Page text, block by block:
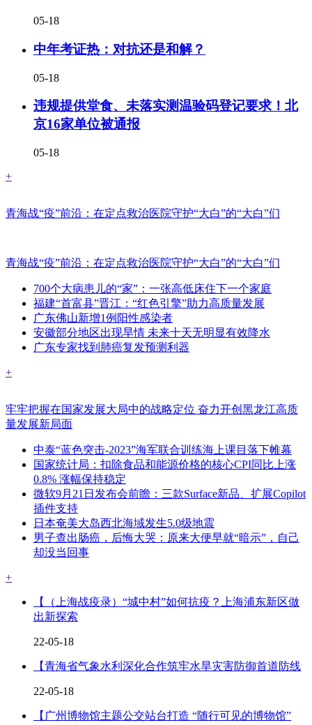
05-18
中年考证热：对抗还是和解？
05-18
违规提供堂食、未落实测温验码登记要求！北
京16家单位被通报
05-18
+
青海战“疫”前沿：在定点救治医院守护“大白”的“大白”们
青海战“疫”前沿：在定点救治医院守护“大白”的“大白”们
700个大病患儿的“家”：一张高低床住下一个家庭
福建“首富县”晋江：“红色引擎”助力高质量发展
广东佛山新增1例阳性感染者
安徽部分地区出现旱情 未来十天无明显有效降水
广东专家找到肺癌复发预测利器
+
牢牢把握在国家发展大局中的战略定位 奋力开创黑龙江高质
量发展新局面
中泰“蓝色突击-2023”海军联合训练海上课目落下帷幕
国家统计局：扣除食品和能源价格的核心CPI同比上涨
0.8% 涨幅保持稳定
微软9月21日发布会前瞻：三款Surface新品、扩展Copilot
插件支持
日本奄美大岛西北海域发生5.0级地震
男子查出肠癌，后悔大哭：原来大便早就“暗示”，自己
却没当回事
+
【（上海战疫录）“城中村”如何抗疫？上海浦东新区做
出新探索
22-05-18
【青海省气象水利深化合作筑牢水旱灾害防御首道防线
22-05-18
【广州博物馆主题公交站台打造 “随行可见的博物馆”